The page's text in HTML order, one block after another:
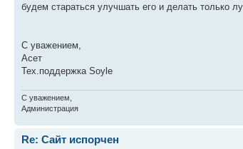
будем стараться улучшать его и делать только
С уважением,
Асет
Тех.поддержка Soyle
С уважением,
Администрация
Re: Сайт испорчен